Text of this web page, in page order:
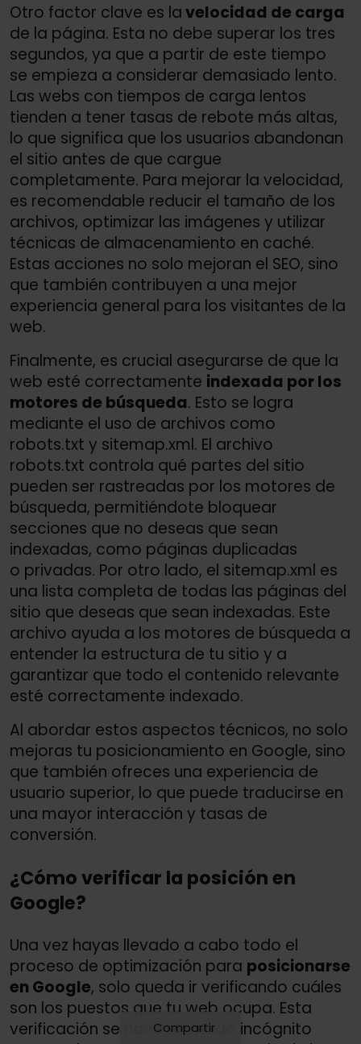
Otro factor clave es lavelocidad de carga
de la página. Esta no debe superar los tres
segundos, ya que a partir de este tiempo
se empieza a considerar demasiado lento.
Las webs con tiempos de carga lentos
tienden a tener tasas de rebote más altas,
lo que significa que los usuarios abandonan
el sitio antes de que cargue
completamente. Para mejorar la velocidad,
es recomendable reducir el tamaño de los
archivos, optimizar las imágenes y utilizar
técnicas de almacenamiento en caché.
Estas acciones no solo mejoran el SEO, sino
que también contribuyen a una mejor
experiencia general para los visitantes de la
web.
Finalmente, es crucial asegurarse de que la
web esté correctamente indexada por los
motores de búsqueda. Esto se logra
mediante el uso de archivos como
robots.txt y sitemap.xml. El archivo
robots.txt controla qué partes del sitio
pueden ser rastreadas por los motores de
búsqueda, permitiéndote bloquear
secciones que no deseas que sean
indexadas, como páginas duplicadas
o privadas. Por otro lado, el sitemap.xml es
una lista completa de todas las páginas del
sitio que deseas que sean indexadas. Este
archivo ayuda a los motores de búsqueda a
entender la estructura de tu sitio y a
garantizar que todo el contenido relevante
esté correctamente indexado.
Al abordar estos aspectos técnicos, no solo
mejoras tu posicionamiento en Google, sino
que también ofreces una experiencia de
usuario superior, lo que puede traducirse en
una mayor interacción y tasas de
conversión.
¿Cómo verificar la posición en
Google?
Una vez hayas llevado a cabo todo el
proceso de optimización para posicionarse
en Google, solo queda ir verificando cuáles
son los puestos que tu web ocupa. Esta
verificación se hace en modo incógnito
Compartir